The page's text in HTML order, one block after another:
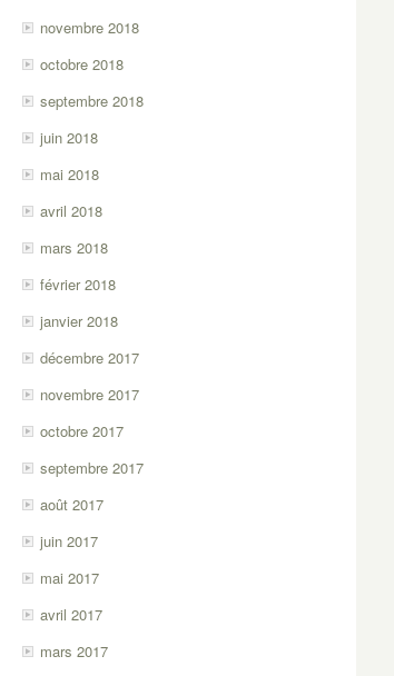
novembre 2018
octobre 2018
septembre 2018
juin 2018
mai 2018
avril 2018
mars 2018
février 2018
janvier 2018
décembre 2017
novembre 2017
octobre 2017
septembre 2017
août 2017
juin 2017
mai 2017
avril 2017
mars 2017